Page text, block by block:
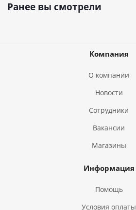
Ранее вы смотрели
Компания
О компании
Новости
Сотрудники
Вакансии
Магазины
Информация
Помощь
Условия оплаты